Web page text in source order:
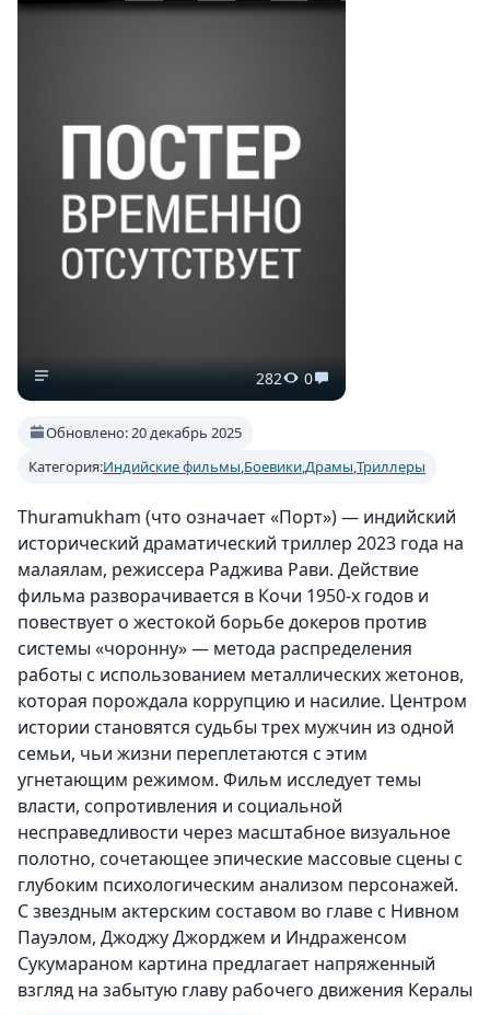
282 0
Обновлено: 20 декабрь 2025
Категория:Индийские фильмы,Боевики,Драмы,Триллеры
Thuramukham (что означает «Порт») — индийский
исторический драматический триллер 2023 года на
малаялам, режиссера Раджива Рави. Действие
фильма разворачивается в Кочи 1950-х годов и
повествует о жестокой борьбе докеров против
системы «чоронну» — метода распределения
работы с использованием металлических жетонов,
которая порождала коррупцию и насилие. Центром
истории становятся судьбы трех мужчин из одной
семьи, чьи жизни переплетаются с этим
угнетающим режимом. Фильм исследует темы
власти, сопротивления и социальной
несправедливости через масштабное визуальное
полотно, сочетающее эпические массовые сцены с
глубоким психологическим анализом персонажей.
С звездным актерским составом во главе с Нивном
Пауэлом, Джоджу Джорджем и Индраженсом
Сукумараном картина предлагает напряженный
взгляд на забытую главу рабочего движения Кералы